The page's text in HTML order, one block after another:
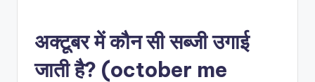
अक्टूबर में कौन सी सब्जी उगाई
जाती है? (october me